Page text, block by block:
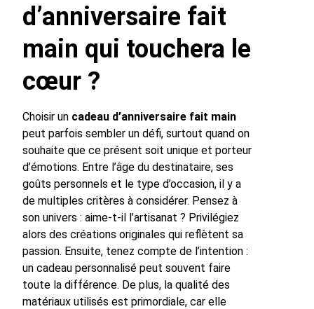
d’anniversaire fait
main qui touchera le
cœur ?
Choisir un cadeau d’anniversaire fait main
peut parfois sembler un défi, surtout quand on
souhaite que ce présent soit unique et porteur
d’émotions. Entre l’âge du destinataire, ses
goûts personnels et le type d’occasion, il y a
de multiples critères à considérer. Pensez à
son univers : aime-t-il l’artisanat ? Privilégiez
alors des créations originales qui reflètent sa
passion. Ensuite, tenez compte de l’intention :
un cadeau personnalisé peut souvent faire
toute la différence. De plus, la qualité des
matériaux utilisés est primordiale, car elle